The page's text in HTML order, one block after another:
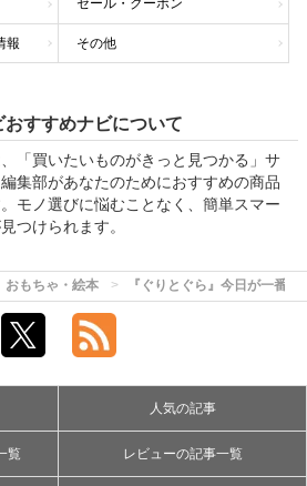
セール・クーポン
報 その他
おすすめナビについて
「買いたいものがきっと見つかる」サ
集部があなたのためにおすすめの商品
モノ選びに悩むことなく、簡単スマー
つけられます。
おもちゃ・絵本 『ぐりとぐら』今日が一番
人気の記事
覧 レビューの記事一覧